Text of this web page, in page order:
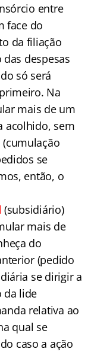
entre
face do
da filiação
despesas
só será
Na
mais de um
acolhido, sem
se
então, o
(subsidiário)
mais de
do
(pedido
se dirigir a
da lide
relativa ao
qual se
caso a ação